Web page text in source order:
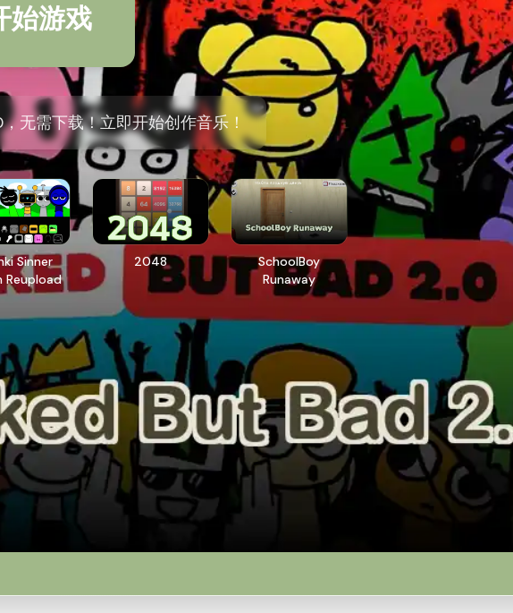
始游戏
无需下载！立即开始创作音乐！
Sinner
Reupload
2048
SchoolBoy
Runaway